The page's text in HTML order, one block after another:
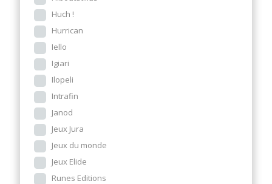
Huch !
Hurrican
Iello
Igiari
Ilopeli
Intrafin
Janod
Jeux Jura
Jeux du monde
Jeux Elide
Runes Editions